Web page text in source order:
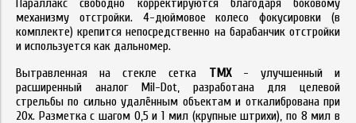
Параллакс свободно корректируются благодаря боковому
механизму отстройки. 4-дюймовое колесо фокусировки (в
комплекте) крепится непосредственно на барабанчик отстройки
и используется как дальномер.
Вытравленная на стекле сетка TMX- улучшенный и
расширенный аналог Mil-Dot, разработана для целевой
стрельбы по сильно удалённым объектам и откалибрована при
20x. Разметка с шагом 0,5 и 1 мил (крупные штрихи), по 8 мил в